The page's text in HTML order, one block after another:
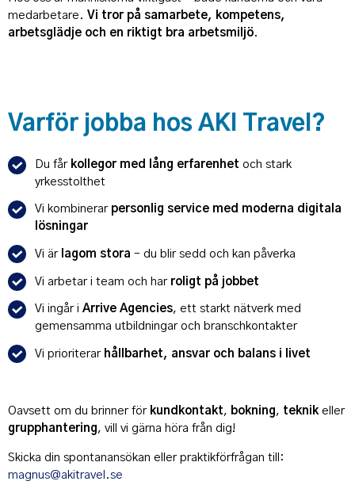
medarbetare. Vi tror på samarbete, kompetens,
arbetsglädje och en riktigt bra arbetsmiljö.
Varför jobba hos AKI Travel?
Du får kollegor med lång erfarenhet och stark
yrkesstolthet
Vi kombinerar personlig service med moderna digitala
lösningar
Vi är lagom stora – du blir sedd och kan påverka
Vi arbetar i team och har roligt på jobbet
Vi ingår i Arrive Agencies, ett starkt nätverk med
gemensamma utbildningar och branschkontakter
Vi prioriterar hållbarhet, ansvar och balans i livet
Oavsett om du brinner för kundkontakt, bokning, teknikeller
grupphantering, vill vi gärna höra från dig!
Skicka din spontanansökan eller praktikförfrågan till:
magnus@akitravel.se